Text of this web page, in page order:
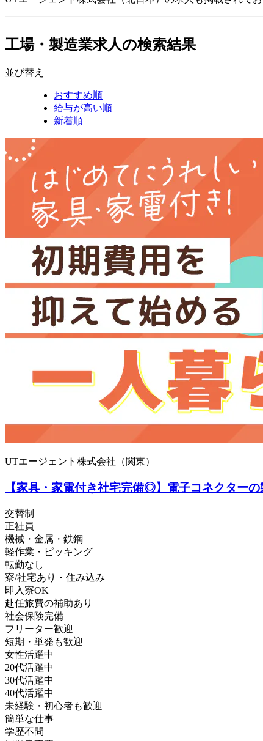
工場・製造業求人の検索結果
並び替え
おすすめ順
給与が高い順
新着順
UTエージェント株式会社（関東）
【家具・家電付き社宅完備◎】電子コネクター
交替制
正社員
機械・金属・鉄鋼
軽作業・ピッキング
転勤なし
寮/社宅あり・住み込み
即入寮OK
赴任旅費の補助あり
社会保険完備
フリーター歓迎
短期・単発も歓迎
女性活躍中
20代活躍中
30代活躍中
40代活躍中
未経験・初心者も歓迎
簡単な仕事
学歴不問